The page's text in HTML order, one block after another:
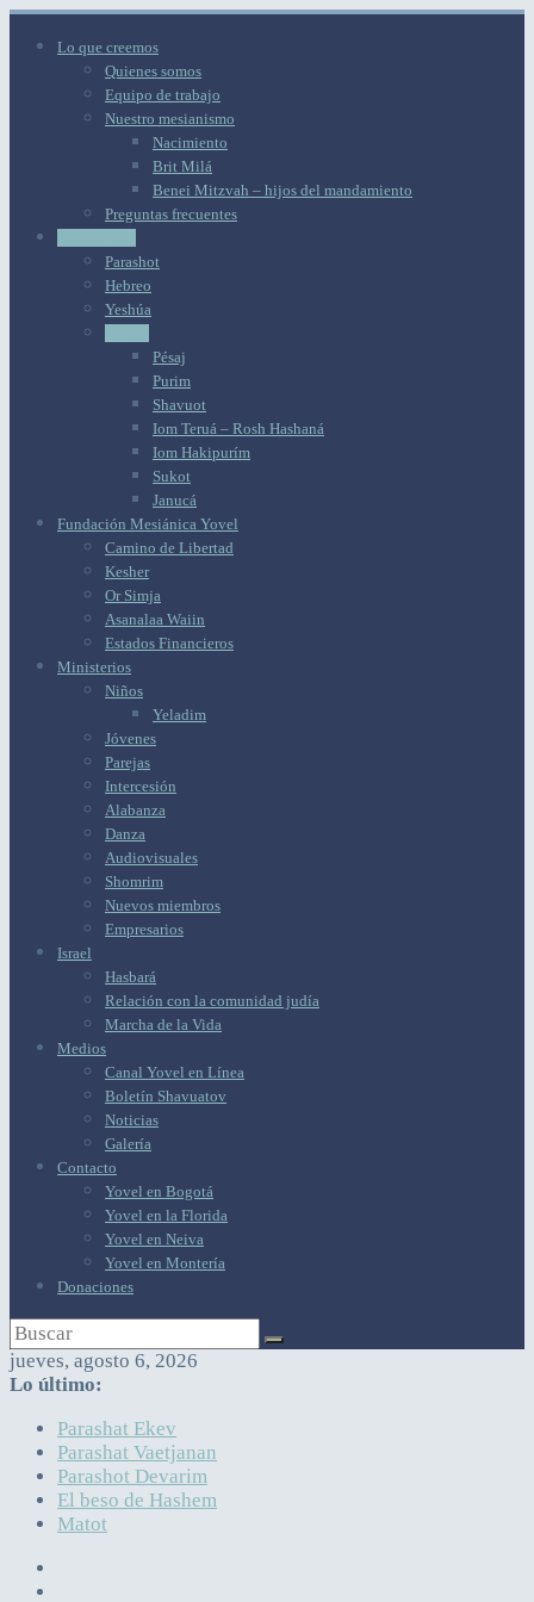
Lo que creemos
Quienes somos
Equipo de trabajo
Nuestro mesianismo
Nacimiento
Brit Milá
Benei Mitzvah – hijos del mandamiento
Preguntas frecuentes
Parashot
Hebreo
Yeshúa
Pésaj
Purim
Shavuot
Iom Teruá – Rosh Hashaná
Iom Hakipurím
Sukot
Janucá
Fundación Mesiánica Yovel
Camino de Libertad
Kesher
Or Simja
Asanalaa Waiin
Estados Financieros
Ministerios
Niños
Yeladim
Jóvenes
Parejas
Intercesión
Alabanza
Danza
Audiovisuales
Shomrim
Nuevos miembros
Empresarios
Israel
Hasbará
Relación con la comunidad judía
Marcha de la Vida
Medios
Canal Yovel en Línea
Boletín Shavuatov
Noticias
Galería
Contacto
Yovel en Bogotá
Yovel en la Florida
Yovel en Neiva
Yovel en Montería
Donaciones
jueves, agosto 6, 2026
Lo último:
Parashat Ekev
Parashat Vaetjanan
Parashot Devarim
El beso de Hashem
Matot